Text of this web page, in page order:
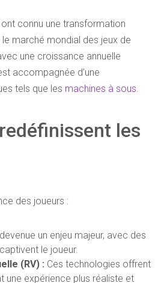
ont connu une transformation
marché mondial des jeux de
une croissance annuelle
accompagnée d’une
tels que les machines à sous.
les
des joueurs :
un enjeu majeur, avec des
le joueur.
(RV) : Ces technologies offrent
une expérience plus réaliste et